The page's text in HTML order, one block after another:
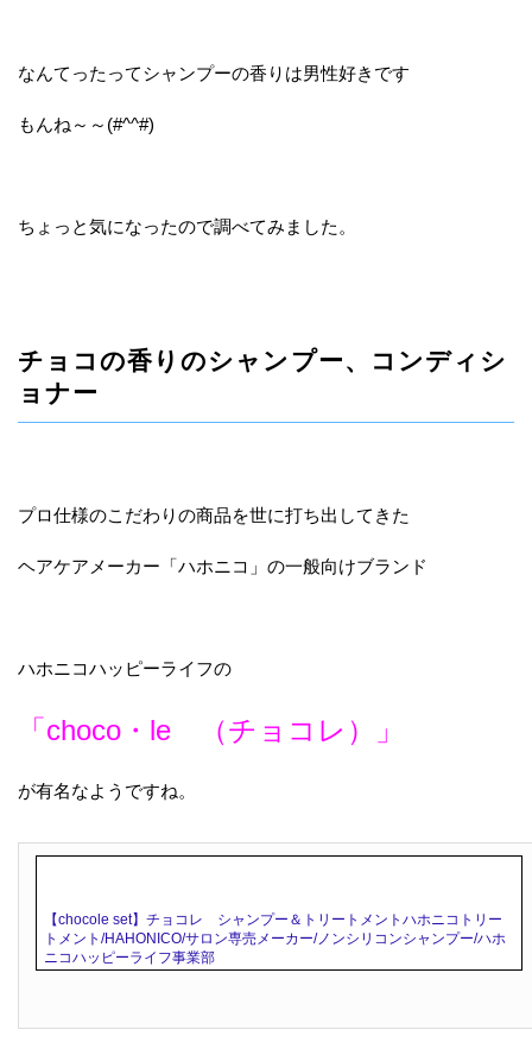
なんてったってシャンプーの香りは男性好きです
もんね～～(#^^#)
ちょっと気になったので調べてみました。
チョコの香りのシャンプー、コンディシ
ョナー
プロ仕様のこだわりの商品を世に打ち出してきた
ヘアケアメーカー「ハホニコ」の一般向けブランド
ハホニコハッピーライフの
「choco・le （チョコレ）」
が有名なようですね。
【chocole set】チョコレ シャンプー＆トリートメントハホニコトリー
トメント/HAHONICO/サロン専売メーカー/ノンシリコンシャンプー/ハホ
ニコハッピーライフ事業部